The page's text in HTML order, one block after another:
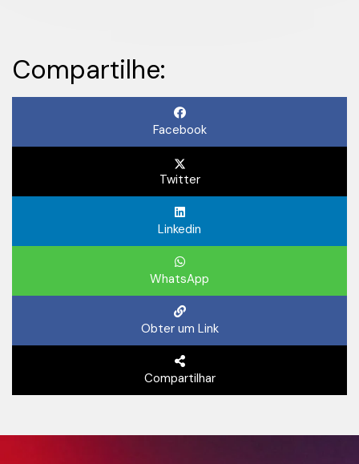
Compartilhe:
Facebook
Twitter
Linkedin
WhatsApp
Obter um Link
Compartilhar